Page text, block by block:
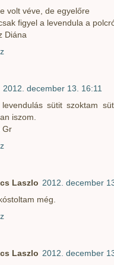
volt véve, de egyelőre
figyel a levendula a
Diána
2012. december 13. 16:11
levendulás sütit szoktam
iszom.
Gr
Laszlo 2012. december
még.
Laszlo 2012. december